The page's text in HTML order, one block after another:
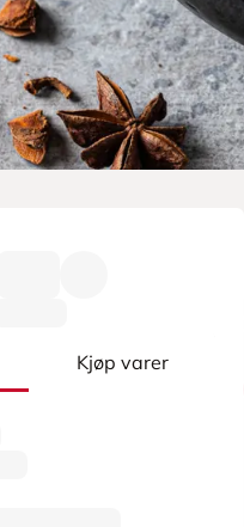
Kjøp varer